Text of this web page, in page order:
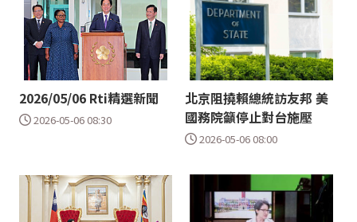
2026/05/06 Rti精選新聞
2026-05-06 08:30
北京阻撓賴總統訪友邦 美
國務院籲停止對台施壓
2026-05-06 08:00